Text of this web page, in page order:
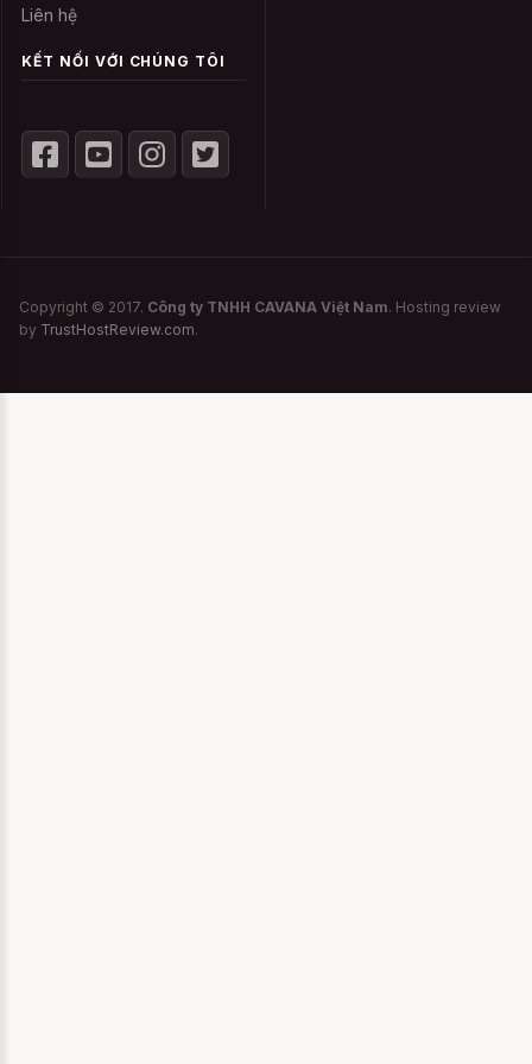
sai sót không đáng có, giữ dáng sản phẩm
mạnh
nhàng bằng bột giặt mà thôi. Nếu bạn dung
Liên hệ
KẾT NỐI VỚI CHÚNG TÔI
Copyright © 2017. Công ty TNHH CAVANA Việt Nam. Hosting review
by TrustHostReview.com.